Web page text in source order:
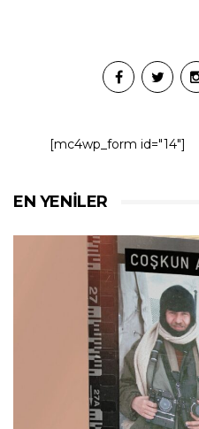
[mc4wp_form id="14"]
EN YENILER